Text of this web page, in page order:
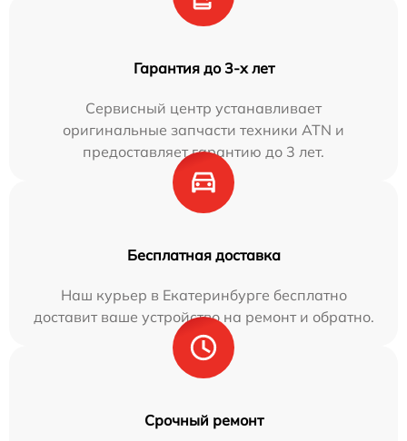
Гарантия до 3-х лет
Сервисный центр устанавливает
оригинальные запчасти техники ATN и
предоставляет гарантию до 3 лет.
Бесплатная доставка
Наш курьер в Екатеринбурге бесплатно
доставит ваше устройство на ремонт и обратно.
Срочный ремонт